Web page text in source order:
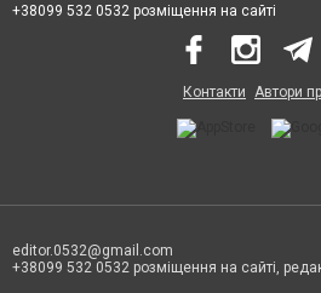
+38099 532 0532 розміщення на сайті
Контакти Автори
editor.0532@gmail.com
+38099 532 0532 розміщення на сайті,